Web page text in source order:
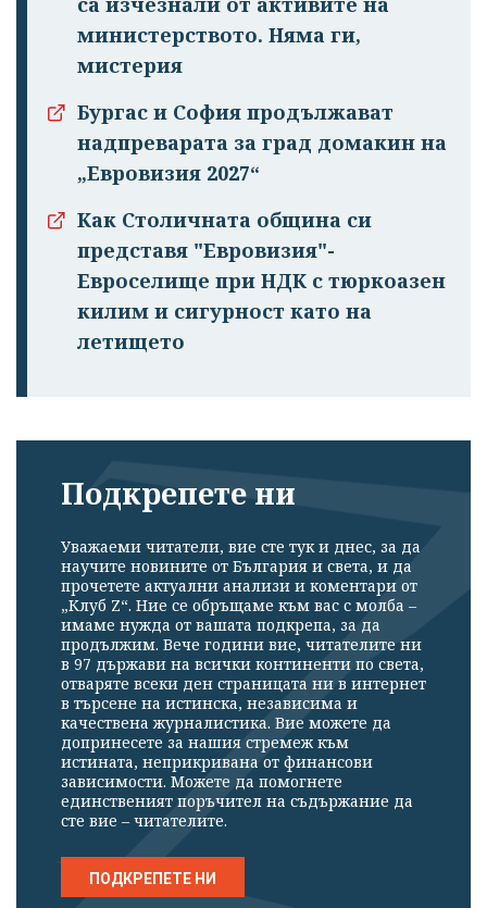
Успешно
излязохте от
профила си!
министерството. Няма ги,
мистерия
Бургас и София продължават
надпреварата за град домакин на
„Евровизия 2027“
Как Столичната община си
представя "Евровизия"-
Евроселище при НДК с тюркоазен
килим и сигурност като на
летището
Подкрепете ни
Уважаеми читатели, вие сте тук и днес, за да
научите новините от България и света, и да
прочетете актуални анализи и коментари от
„Клуб Z“. Ние се обръщаме към вас с молба –
имаме нужда от вашата подкрепа, за да
продължим. Вече години вие, читателите ни
в 97 държави на всички континенти по света,
отваряте всеки ден страницата ни в интернет
в търсене на истинска, независима и
качествена журналистика. Вие можете да
допринесете за нашия стремеж към
истината, неприкривана от финансови
зависимости. Можете да помогнете
единственият поръчител на съдържание да
сте вие – читателите.
ПОДКРЕПЕТЕ НИ